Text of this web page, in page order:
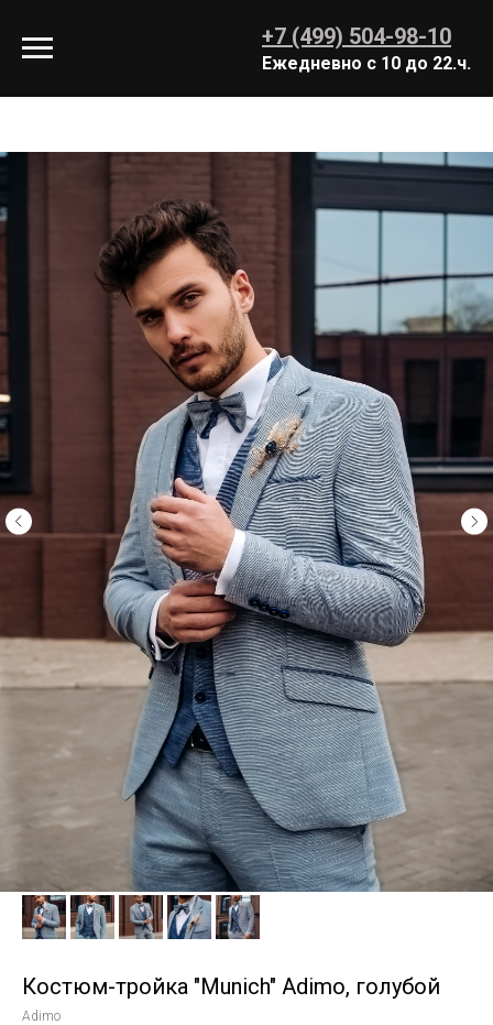
+7 (499) 504-98-10
Ежедневно с 10 до 22.ч.
Костюм-тройка "Munich" Adimо, голубой
Adimo